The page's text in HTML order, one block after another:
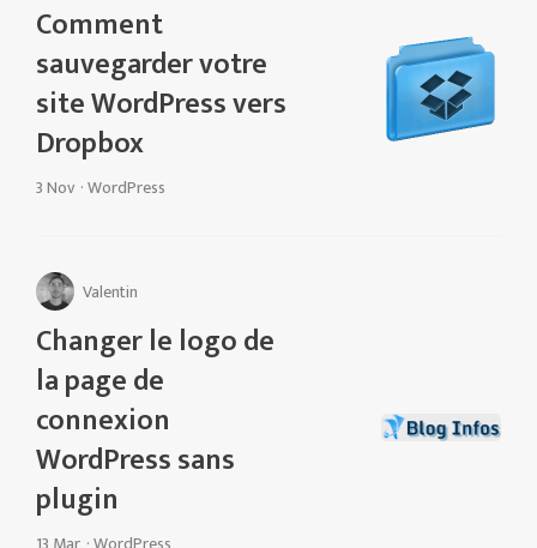
Comment
sauvegarder votre
site WordPress vers
Dropbox
3 Nov ·WordPress
Valentin
Changer le logo de
la page de
connexion
WordPress sans
plugin